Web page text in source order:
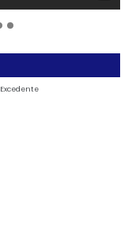
Excedente